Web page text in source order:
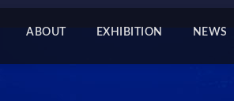
ABOUT EXHIBITION NEWS